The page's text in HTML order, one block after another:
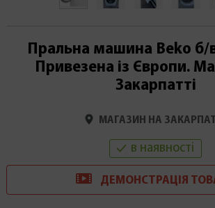
Пральна машина Beko б/
Привезена із Європи.
Закарпатті
МАГАЗИН НА
в наявності
ДЕМОНСТРАЦІЯ